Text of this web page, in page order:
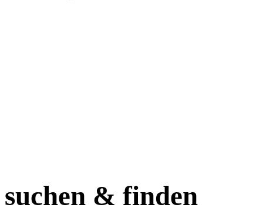
suchen & finden